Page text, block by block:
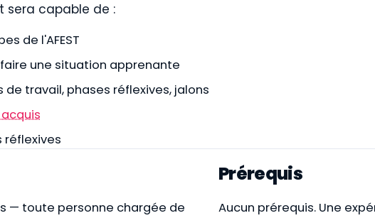
sera capable de :
de l'AFEST
une situation apprenante
de travail, phases réflexives, jalons
réflexives
— toute personne chargée de
Prérequis
Aucun prérequis. Une